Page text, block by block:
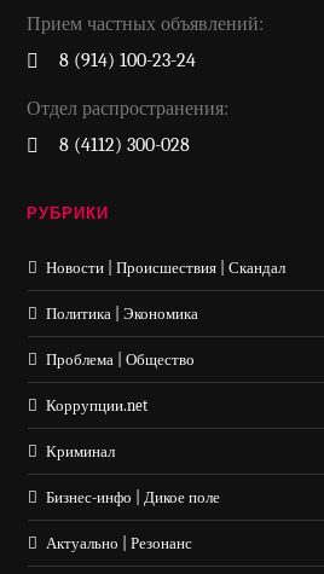
Прием частных объявлений:
8 (914) 100-23-24
Отдел распространения:
8 (4112) 300-028
РУБРИКИ
Новости | Происшествия | Скандал
Политика | Экономика
Проблема | Общество
Коррупции.net
Криминал
Бизнес-инфо | Дикое поле
Актуально | Резонанс